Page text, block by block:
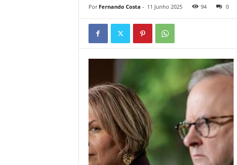
Por Fernando Costa - 11 Junho 2025 94 0